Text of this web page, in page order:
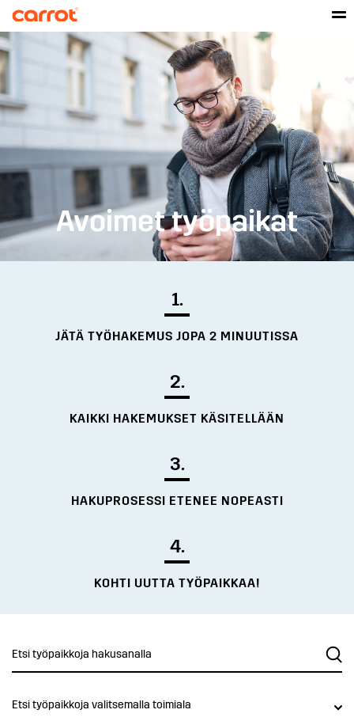
Avoimet työpaikat
1.
JÄTÄ TYÖHAKEMUS JOPA 2 MINUUTISSA
2.
KAIKKI HAKEMUKSET KÄSITELLÄÄN
3.
HAKUPROSESSI ETENEE NOPEASTI
4.
KOHTI UUTTA TYÖPAIKKAA!
Etsi työpaikkoja valitsemalla toimiala